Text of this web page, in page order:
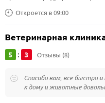
Откроется в 09:00
Ветеринарная
5 : 3 Отзывы (8)
Спасибо вам, все быстро и
к дому и животные